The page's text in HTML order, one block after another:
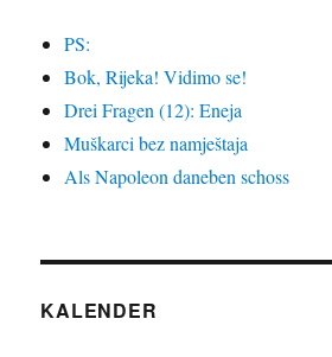
PS:
Bok, Rijeka! Vidimo se!
Drei Fragen (12): Eneja
Muškarci bez namještaja
Als Napoleon daneben schoss
KALENDER